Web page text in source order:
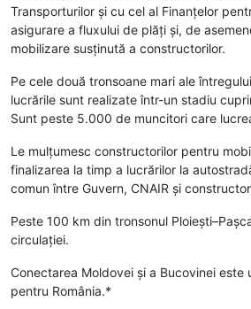
Transporturilor și cu cel al Finanțelor
asigurare a fluxului de plăți și, de
mobilizare susținută a constructorilor.
Pe cele două tronsoane mari ale
lucrările sunt realizate într-un stadiu
Sunt peste 5.000 de muncitori care
Le mulțumesc constructorilor pentru
finalizarea la timp a lucrărilor la
comun între Guvern, CNAIR și
Peste 100 km din tronsonul
circulației.
Conectarea Moldovei și a Bucovinei este
pentru România.*